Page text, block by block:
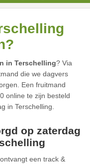
in Terschelling? Via
die we dagvers
Een fruitmand
online te zijn besteld
in Terschelling.
op zaterdag
een track &